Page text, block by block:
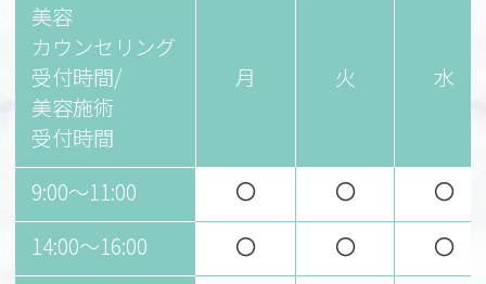
美容
カウンセリング
受付時間/
美容施術
受付時間
月 火 水
9:00〜11:00 〇 〇
〇
14:00〜16:00
〇 〇
〇